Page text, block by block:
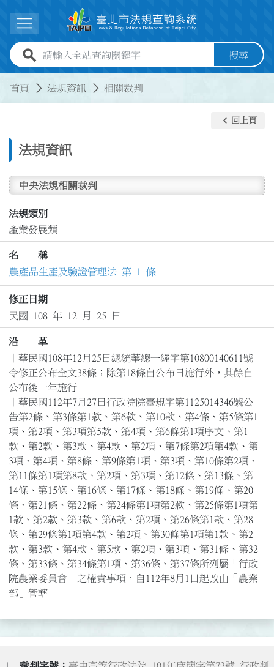
展開選單
全站查詢關鍵字欄位 搜尋
首頁 法規資訊 相關裁判
法規資訊
keyboard_arrow_left 回上頁
中央法規相關裁判
法規類別
產業發展類
名 稱
農產品生產及驗證管理法 第 1 條
修正日期
民國 108 年 12 月 25 日
沿 革
中華民國108年12月25日總統華總一經字第10800140611號
令修正公布全文38條；除第18條自公布日施行外，其餘自
公布後一年施行
中華民國112年7月27日行政院院臺規字第1125014346號公
告第2條、第3條第1款、第6款、第10款、第4條、第5條第1
項、第2項、第3項第5款、第4項、第6條第1項序文、第1
款、第2款、第3款、第4款、第2項、第7條第2項第4款、第
3項、第4項、第8條、第9條第1項、第3項、第10條第2項、
第11條第1項第8款、第2項、第3項、第12條、第13條、第
14條、第15條、第16條、第17條、第18條、第19條、第20
條、第21條、第22條、第24條第1項第2款、第25條第1項第
1款、第2款、第3款、第6款、第2項、第26條第1款、第28
條、第29條第1項第4款、第2項、第30條第1項第1款、第2
款、第3款、第4款、第5款、第2項、第3項、第31條、第32
條、第33條、第34條第1項、第36條、第37條所列屬「行政
院農業委員會」之權責事項，自112年8月1日起改由「農業
部」管轄